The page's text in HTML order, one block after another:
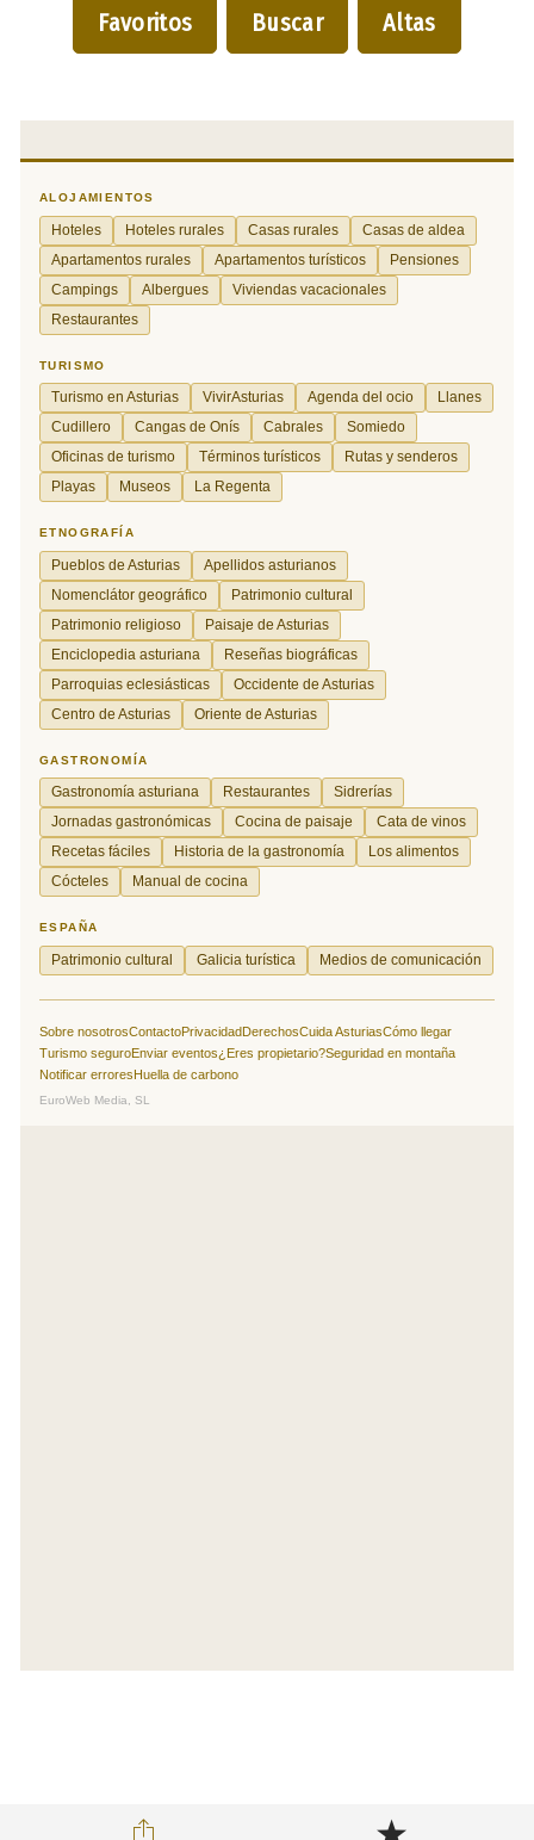
Favoritos Buscar Altas